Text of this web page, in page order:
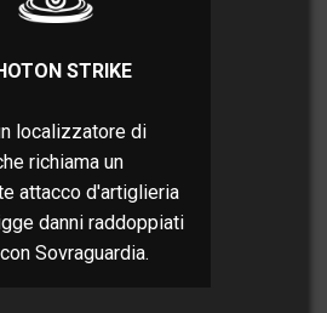
STRIKE
localizzatore di
richiama un
attacco d'artiglieria
danni raddoppiati
Sovraguardia.